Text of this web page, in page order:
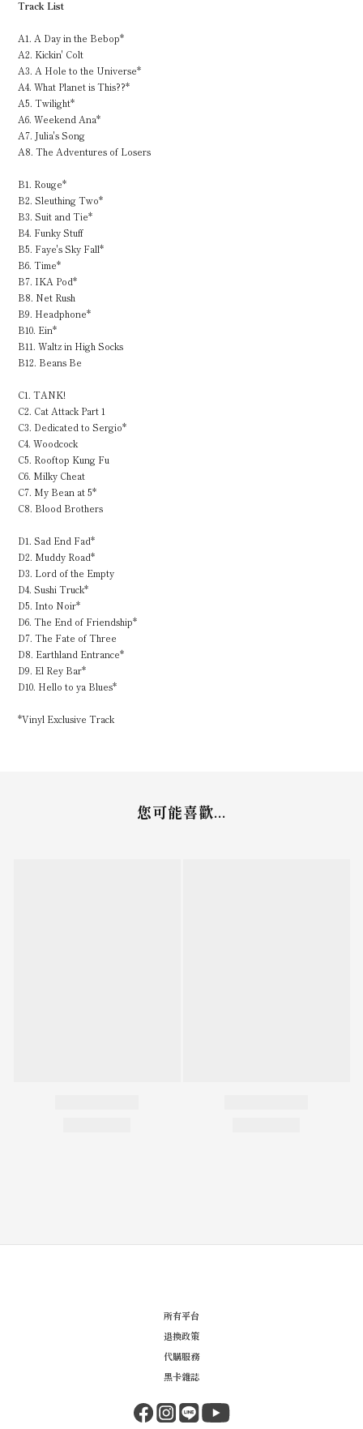
Track List
A1. A Day in the Bebop*
A2. Kickin' Colt
A3. A Hole to the Universe*
A4. What Planet is This??*
A5. Twilight*
A6. Weekend Ana*
A7. Julia's Song
A8. The Adventures of Losers
B1. Rouge*
B2. Sleuthing Two*
B3. Suit and Tie*
B4. Funky Stuff
B5. Faye's Sky Fall*
B6. Time*
B7. IKA Pod*
B8. Net Rush
B9. Headphone*
B10. Ein*
B11. Waltz in High Socks
B12. Beans Be
C1. TANK!
C2. Cat Attack Part 1
C3. Dedicated to Sergio*
C4. Woodcock
C5. Rooftop Kung Fu
C6. Milky Cheat
C7. My Bean at 5*
C8. Blood Brothers
D1. Sad End Fad*
D2. Muddy Road*
D3. Lord of the Empty
D4. Sushi Truck*
D5. Into Noir*
D6. The End of Friendship*
D7. The Fate of Three
D8. Earthland Entrance*
D9. El Rey Bar*
D10. Hello to ya Blues*
*Vinyl Exclusive Track
您可能喜歡...
所有平台
退換政策
代購服務
黑卡雜誌